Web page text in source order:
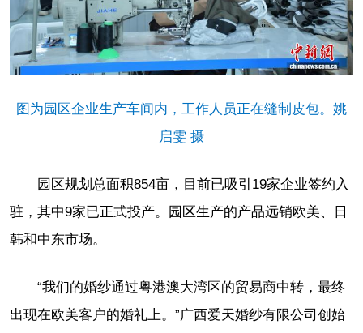
图为园区企业生产车间内，工作人员正在缝制皮包。姚
启雯 摄
园区规划总面积854亩，目前已吸引19家企业签约入
驻，其中9家已正式投产。园区生产的产品远销欧美、日
韩和中东市场。
“我们的婚纱通过粤港澳大湾区的贸易商中转，最终
出现在欧美客户的婚礼上。”广西爱天婚纱有限公司创始